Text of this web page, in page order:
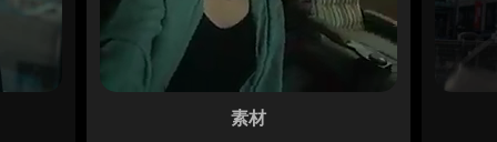
素材